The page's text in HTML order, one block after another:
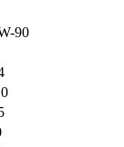
90